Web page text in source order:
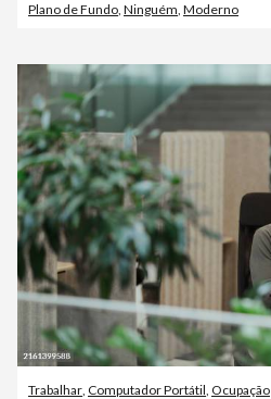
Plano de Fundo, Ninguém, Moderno
Trabalhar Computador Portátil Ocupação